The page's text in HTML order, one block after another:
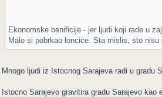
Ekonomske benificije - jer ljudi koji rade u
Malo si pobrkao loncice. Sta mislis, sto
Mnogo ljudi iz Istocnog Sarajeva radi u gradu
Istocno Sarajevo gravitira gradu Sarajevo